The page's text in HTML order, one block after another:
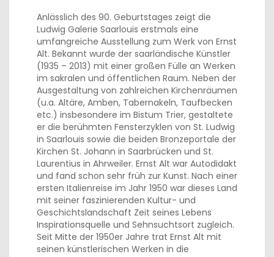
Anlässlich des 90. Geburtstages zeigt die
Ludwig Galerie Saarlouis erstmals eine
umfangreiche Ausstellung zum Werk von Ernst
Alt. Bekannt wurde der saarländische Künstler
(1935 – 2013) mit einer großen Fülle an Werken
im sakralen und öffentlichen Raum. Neben der
Ausgestaltung von zahlreichen Kirchenräumen
(u.a. Altäre, Amben, Tabernakeln, Taufbecken
etc.) insbesondere im Bistum Trier, gestaltete
er die berühmten Fensterzyklen von St. Ludwig
in Saarlouis sowie die beiden Bronzeportale der
Kirchen St. Johann in Saarbrücken und St.
Laurentius in Ahrweiler. Ernst Alt war Autodidakt
und fand schon sehr früh zur Kunst. Nach einer
ersten Italienreise im Jahr 1950 war dieses Land
mit seiner faszinierenden Kultur- und
Geschichtslandschaft Zeit seines Lebens
Inspirationsquelle und Sehnsuchtsort zugleich.
Seit Mitte der 1950er Jahre trat Ernst Alt mit
seinen künstlerischen Werken in die